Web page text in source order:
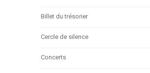
Billet du trésorier
Cercle de silence
Concerts